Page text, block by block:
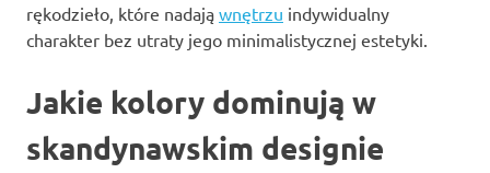
rękodzieło, które nadają wnętrzu indywidualny
charakter bez utraty jego minimalistycznej estetyki.
Jakie kolory dominują w
skandynawskim designie